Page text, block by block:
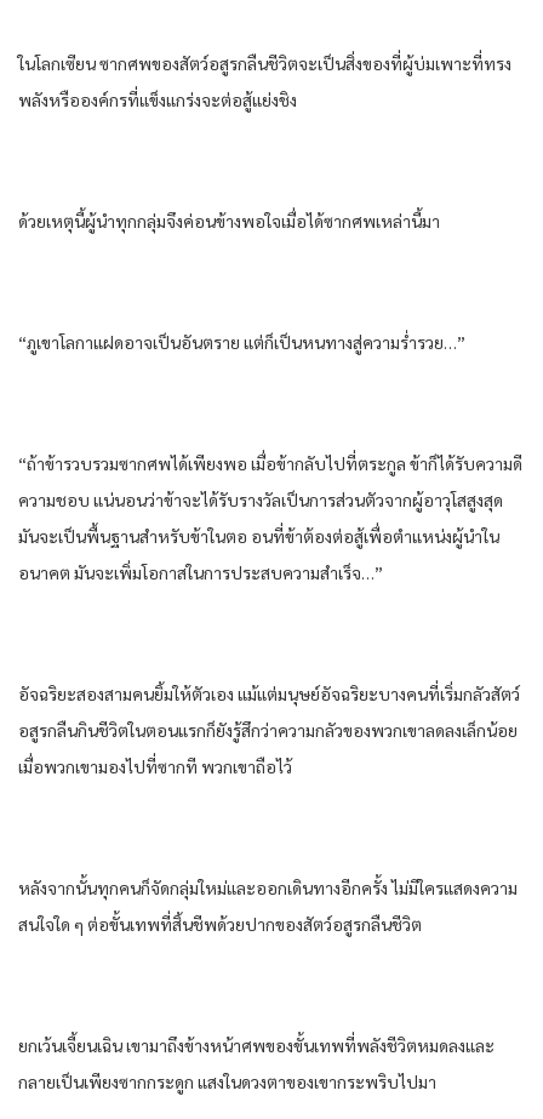
ใน​โลก​เซียน​ ซากศพ​ของ​สัตว์​อสูร​กลืน​ชีวิต​จะเป็น​สิ่งของ​ที่​ผู้​บ่ม​เพาะ​ที่​ทรง
พลัง​หรือ​องค์กร​ที่​แข็งแกร่ง​จะต่อสู้​แย่งชิง​
ด้วยเหตุนี้​ผู้นำ​ทุก​กลุ่ม​จึงค่อนข้าง​พอใจ​เมื่อ​ได้​ซากศพ​เหล่านี้​มา
“ภูเขา​โลกา​แฝด​อาจ​เป็นอันตราย​ แต่​ก็​เป็น​หนทาง​สู่ความร่ำรวย​…”
“ถ้าข้า​รวบรวม​ซากศพ​ได้​เพียงพอ​ เมื่อ​ข้า​กลับ​ไปที่​ตระกูล​ ข้า​ก็​ได้รับ​ความดี​
ความชอบ​ แน่นอน​ว่า​ข้า​จะได้​รับรางวัล​เป็นการ​ส่วนตัว​จาก​ผู้อาวุโส​สูงสุด​
มัน​จะเป็น​พื้นฐาน​สำหรับ​ข้า​ใน​ตอ อนที่​ข้า​ต้อง​ต่อสู้​เพื่อ​ตำแหน่ง​ผู้นำ​ใน
อนาคต​ มัน​จะเพิ่ม​โอกาส​ใน​การ​ประสบความสำเร็จ​…”
อัจฉริยะ​สอง​สามคน​ยิ้ม​ให้​ตัวเอง​ แม้แต่​มนุษย์​อัจฉริยะ​บางคน​ที่​เริ่ม​กลัว​สัตว์​
อสูร​กลืน​กิน​ชีวิต​ใน​ตอนแรก​ก็​ยัง​รู้สึก​ว่า​ความกลัว​ของ​พวกเขา​ลดลง​เล็กน้อย​
เมื่อ​พวกเขา​มอง​ไปที่​ซาก​ที ​พวกเขา​ถือ​ไว้​
หลังจากนั้น​ทุกคน​ก็​จัดกลุ่ม​ใหม่​และ​ออกเดินทาง​อีกครั้ง​ ไม่มีใคร​แสดง​ความ
สนใจ​ใด​ ๆ ต่อ​ขั้น​เทพ​ที่​สิ้นชีพ​ด้วย​ปาก​ของ​สัตว์​อสูร​กลืน​ชีวิต​
ยกเว้น​เจี้ยนเฉิน​ เขา​มาถึงข้างหน้า​ศพ​ของ​ขั้น​เทพ​ที่​พลัง​ชีวิต​หมด​ลง​และ​
กลายเป็น​เพียง​ซาก​กระดูก​ แสงใน​ดวงตา​ของ​เขา​กระพริบ​ไปมา